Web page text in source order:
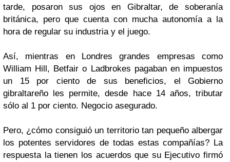
tarde, posaron sus ojos en Gibraltar, de soberanía
británica, pero que cuenta con mucha autonomía a la
hora de regular su industria y el juego.
Así, mientras en Londres grandes empresas como
William Hill, Betfair o Ladbrokes pagaban en impuestos
un 15 por ciento de sus beneficios, el Gobierno
gibraltareño les permite, desde hace 14 años, tributar
sólo al 1 por ciento. Negocio asegurado.
Pero, ¿cómo consiguió un territorio tan pequeño albergar
los potentes servidores de todas estas compañías? La
respuesta la tienen los acuerdos que su Ejecutivo firmó